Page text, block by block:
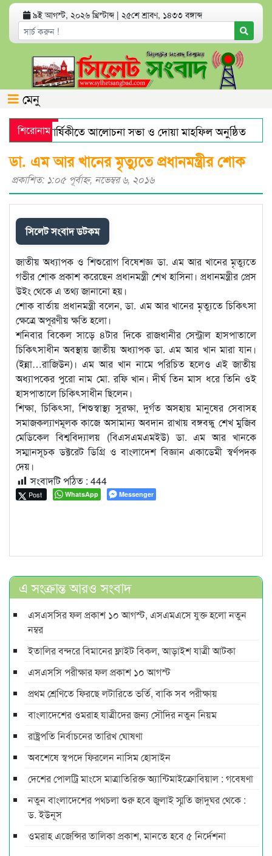
৯ই আগস্ট, ২০২৬ খ্রিস্টাব্দ | ২৫শে শ্রাবণ, ১৪৩৩ বঙ্গাব্দ
মেনু
শিরোনাম
মৃত্যুবার্ষিকীতে আলোচনা সভা ও দোয়া মাহফিল অনুষ্ঠিত
যেসব অ্যাপ থাকলে হ্যাকড হতে
ডা. এম আর খানের মৃত্যুতে প্রধানমন্ত্রীর শোক
প্রকাশিত: ১:০৫ পূর্বাহ্ণ, নভেম্বর ৬, ২০১৬
সিলেট সংবাদ ডটকম
জাতীয় অধ্যাপক ও শিশুরোগ বিষেশজ্ঞ ডা. এম আর খানের মৃত্যুতে
গভীর শোক প্রকাশ করেছেন প্রধানমন্ত্রী শেখ হাসিনা। প্রধানমন্ত্রীর প্রেস
উইং থেকে এ তথ্য জানানো হয়।
শোক বার্তায় প্রধানমন্ত্রী বলেন, ডা. এম আর খানের মৃত্যুতে চিকিৎসা
ক্ষেত্রে অপূরণীয় ক্ষতি হলো।
শনিবার বিকেল সাড়ে ৪টার দিকে রাজধানীর সেন্ট্রাল হাসপাতালে
চিকিৎসাধীন অবস্থায় জাতীয় অধ্যাপক ডা. এম আর খান মারা যান।
(ইন্না…রাজিউন)। এম আর খান নামে পরিচিত হলেও এই জাতীয়
অধ্যাপকের পুরো নাম মো. রফি খান। দীর্ঘ তিন মাস ধরে তিনি ওই
হাসপাতালে চিকিৎসাধীন ছিলেন।
শিক্ষা, চিকিৎসা, শিশুস্বাস্থ্য সুরক্ষা, দুর্গত অসহায় মানুষের সেবাসহ
সমাজকল্যাণমূলক কাজে অসামান্য অবদান রাখায় বঙ্গবন্ধু শেখ মুজিব
মেডিকেল বিশ্ববিদ্যালয় (বিএসএমএমইউ) ডা. এম আর খানকে
সম্মানসূচক ডক্টরেট ডিগ্রি ও বাংলাদেশ বিজ্ঞান একাডেমী স্বর্ণপদক
দেয়।
সংবাদটি পঠিত : 444
Post WhatsApp Messenger
এ সংক্রান্ত আরও সংবাদ
এসএসসির ফল প্রকাশ ১০ আগস্ট, এসএমএসে যুক্ত হলো নতুন
নম্বর
ইতালির বন্দরে বিমানের ফ্লাইট বিকল, আড়াইশ যাত্রী আটকা
এসএসসি পরীক্ষার ফল প্রকাশ ১০ আগস্ট
প্রথম শ্রেণিতে ফিরছে লটারিতে ভর্তি, বাকি সব পরীক্ষায়
বাংলাদেশের ওমরাহ যাত্রীদের জন্য সৌদির নতুন নিয়ম
রাষ্ট্রপতি নির্বাচনের তারিখ ঘোষণা
অবশেষে স্বপদে ফিরলেন নাসিম হোসাইন
দেশের পোলট্রি মাংসে মাত্রাতিরিক্ত অ্যান্টিমাইক্রোবিয়াল : গবেষণা
নতুন বাংলাদেশের পথচলা শুরু হবে জুলাই স্মৃতি জাদুঘর থেকে :
ড. ইউনূস
ওমরাহ এজেন্সির তালিকা প্রকাশ, মানতে হবে ৫ নির্দেশনা